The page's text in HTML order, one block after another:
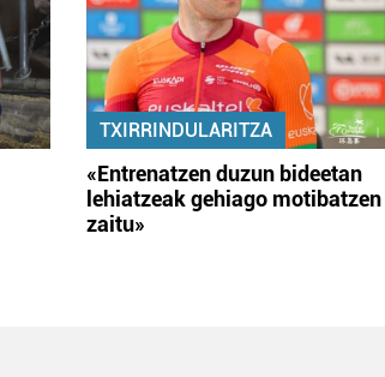
TXIRRINDULARITZA
«Entrenatzen duzun bideetan
lehiatzeak gehiago motibatzen
zaitu»